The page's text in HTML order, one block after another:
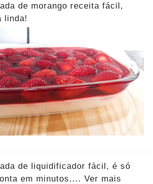
de morango receita fácil,
linda!
de liquidificador fácil, é só
em minutos.... Ver mais